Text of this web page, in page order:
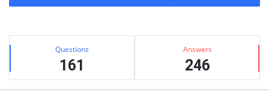
Сидіння
Stats Questions
161
Answers
246